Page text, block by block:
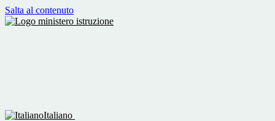
Salta al contenuto
Italiano